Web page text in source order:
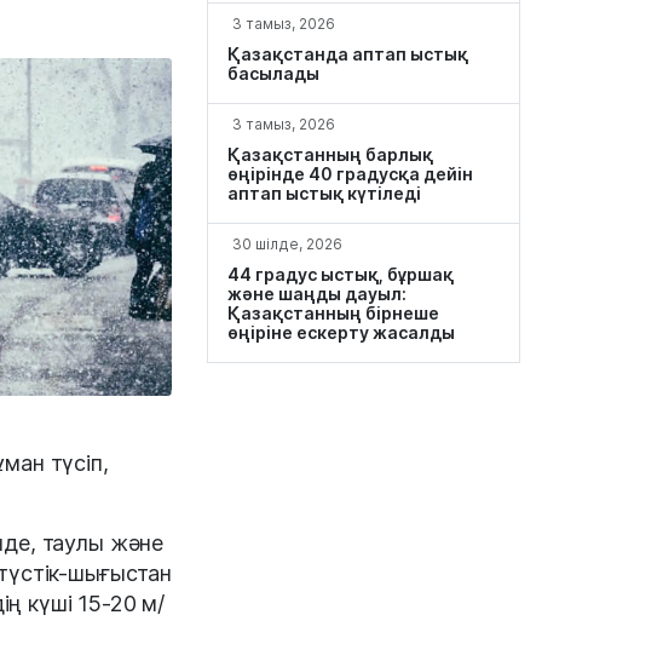
түсіп,
таулы және
шығыстан
күші 15-20 м/
3 тамыз, 2026
Қазақстанда аптап ыстық
басылады
3 тамыз, 2026
Қазақстанның барлық
өңірінде 40 градусқа дейін
аптап ыстық күтіледі
30 шілде, 2026
44 градус ыстық, бұршақ
және шаңды дауыл:
Қазақстанның бірнеше
өңіріне ескерту жасалды